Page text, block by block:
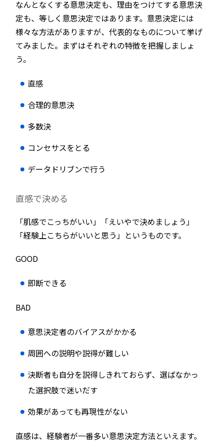
なんとなくする意思決定も、理由をつけてする意思決
定も、等しく意思決定ではあります。意思決定には
様々な方法がありますが、代表的なものについて挙げ
てみました。まずはそれぞれの特徴を把握しましょ
う。
直感
合理的意思決
多数決
コンセサスをとる
データドリブンで行う
直感で決める
「肌感でこっちがいい」「えいやで決めましょう」
「経験上こちらがいいと思う」というものです。
GOOD
即断できる
BAD
意思決定者のバイアスがかかる
周囲への説明や説得が難しい
決断者も自分を説得しきれておらず、選ばなかっ
た選択肢で迷いだす
効果があっても再現性がない
直感は、経験者が一番多い意思決定方法といえます。